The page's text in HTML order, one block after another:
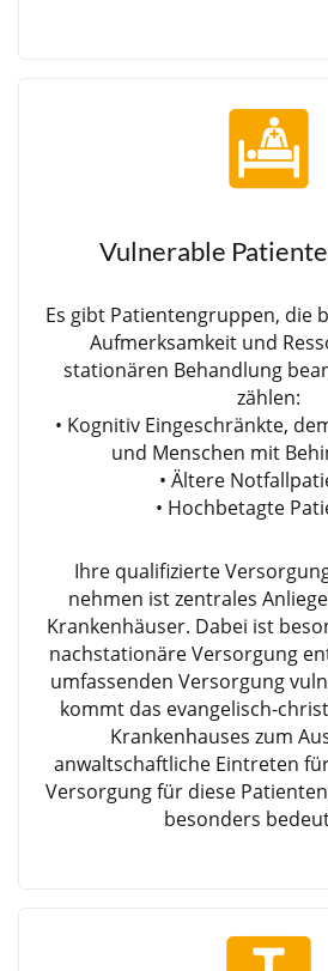
Vulnerable
Es gibt Patientengruppen, die
Aufmerksamkeit und
stationären Behandlung
zählen:
• Kognitiv Eingeschränkte,
und Menschen mit
• Ältere
• Hochbetagte
Ihre qualifizierte
nehmen ist zentrales
Krankenhäuser. Dabei ist
nachstationäre Versorgung
umfassenden Versorgung
kommt das evangelisch-
Krankenhauses zum
anwaltschaftliche Eintreten
Versorgung für diese
besonders